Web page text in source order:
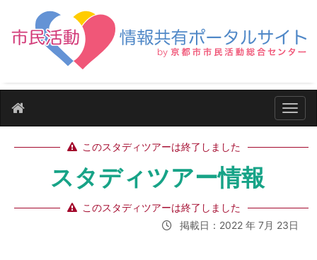
ナビ
このスタディツアーは終了しました
スタディツアー情報
このスタディツアーは終了しました
掲載日：2022 年 7月 23日